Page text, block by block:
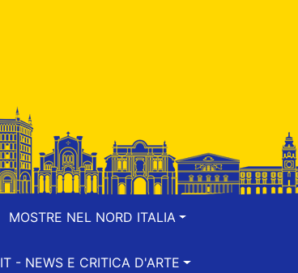
MOSTRE NEL NORD ITALIA
- NEWS E CRITICA D'ARTE